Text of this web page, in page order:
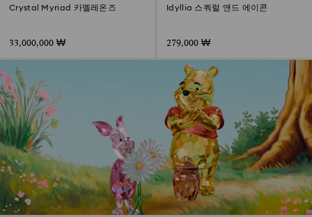
Crystal Myriad 카멜레온즈
33,000,000 ₩
Idyllia 스쿼럴 앤드 에이콘
279,000 ₩